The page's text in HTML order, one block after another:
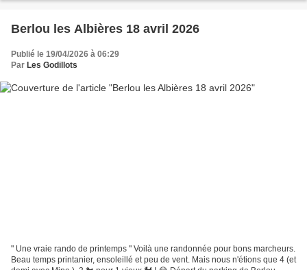
Berlou les Albières 18 avril 2026
Publié le 19/04/2026 à 06:29
Par Les Godillots
" Une vraie rando de printemps " Voilà une randonnée pour bons marcheurs.
Beau temps printanier, ensoleillé et peu de vent. Mais nous n'étions que 4 (et